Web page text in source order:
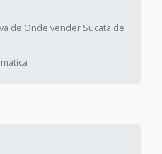
de Onde vender Sucata de